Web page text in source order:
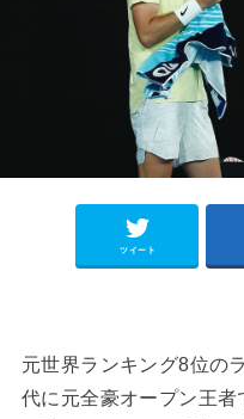
ツイート
元世界ランキング8位の
代に元全豪オープン王